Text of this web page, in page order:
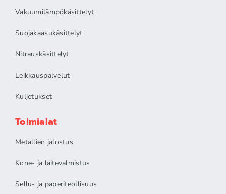
Vakuumilämpökäsittelyt
Suojakaasukäsittelyt
Nitrauskäsittelyt
Leikkauspalvelut
Kuljetukset
Toimialat
Metallien jalostus
Kone- ja laitevalmistus
Sellu- ja paperiteollisuus